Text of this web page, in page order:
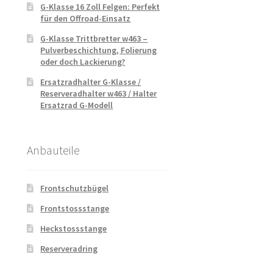
G-Klasse 16 Zoll Felgen: Perfekt
für den Offroad-Einsatz
G-Klasse Trittbretter w463 –
Pulverbeschichtung, Folierung
oder doch Lackierung?
Ersatzradhalter G-Klasse /
Reserveradhalter w463 / Halter
Ersatzrad G-Modell
Anbauteile
Frontschutzbügel
Frontstossstange
Heckstossstange
Reserveradring